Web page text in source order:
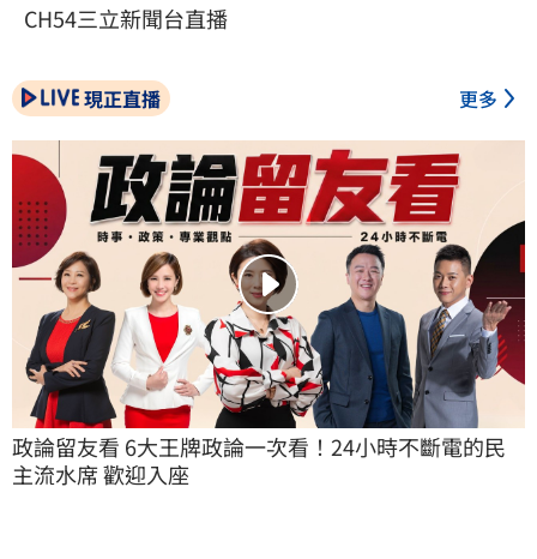
CH54三立新聞台直播
現正直播 更多
政論留友看 6大王牌政論一次看！24小時不斷電的民
主流水席 歡迎入座